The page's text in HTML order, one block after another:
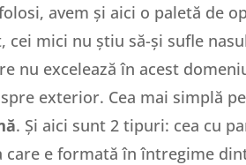
avem și aici o paletă de
mici nu știu să-și sufle
nu excelează în acest
exterior. Cea mai simplă
. Și aici sunt 2 tipuri: cea cu
e formată în întregime